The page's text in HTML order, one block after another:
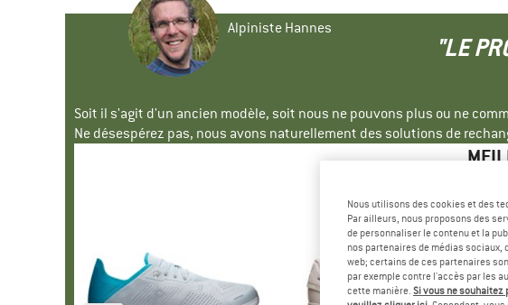
Alpiniste Hannes
"LE
Soit il s'agit d'un ancien modèle, soit nous ne pouvons plus ou ne
Ne désespérez pas, nous avons naturellement des solutions de
Nous utilisons des cookies et des
Par ailleurs, nous proposons des
de personnaliser le contenu et la
nos partenaires de médias
web; certains de ces partenaires
par exemple contre l'accès par les
cette manière. Si vous ne souhaitez